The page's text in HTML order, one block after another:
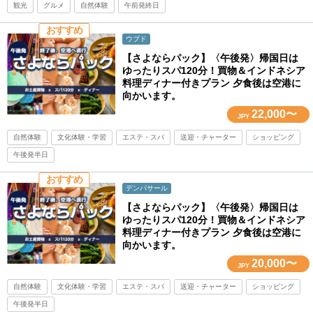
観光 グルメ 自然体験 午前発終日
おすすめ
ウブド
【さよならパック】〈午後発〉帰国日は
ゆったりスパ120分！買物＆インドネシア
料理ディナー付きプラン 夕食後は空港に
向かいます。
JPY 22,000〜
自然体験 文化体験・学習 エステ・スパ 送迎・チャーター ショッピング
午後発半日
おすすめ
デンパサール
【さよならパック】〈午後発〉帰国日は
ゆったりスパ120分！買物＆インドネシア
料理ディナー付きプラン 夕食後は空港に
向かいます。
JPY 20,000〜
自然体験 文化体験・学習 エステ・スパ 送迎・チャーター ショッピング
午後発半日